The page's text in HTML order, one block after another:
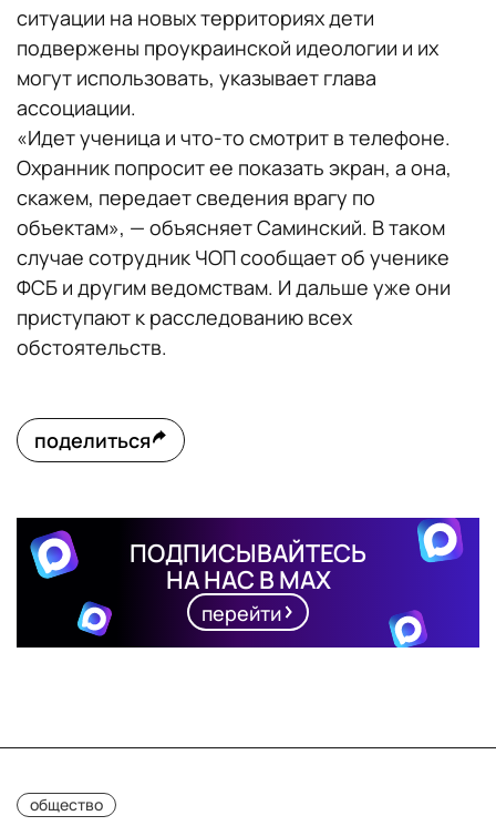
ситуации на новых территориях дети
подвержены проукраинской идеологии и их
могут использовать, указывает глава
ассоциации.
«Идет ученица и что-то смотрит в телефоне.
Охранник попросит ее показать экран, а она,
скажем, передает сведения врагу по
объектам», — объясняет Саминский. В таком
случае сотрудник ЧОП сообщает об ученике
ФСБ и другим ведомствам. И дальше уже они
приступают к расследованию всех
обстоятельств.
поделиться
ПОДПИСЫВАЙТЕСЬ
НА НАС В MAX
перейти
общество